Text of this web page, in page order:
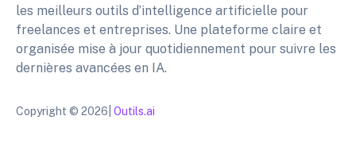
les meilleurs outils d’intelligence artificielle pour
freelances et entreprises. Une plateforme claire et
organisée mise à jour quotidiennement pour suivre les
dernières avancées en IA.
Copyright © 2026| Outils.ai